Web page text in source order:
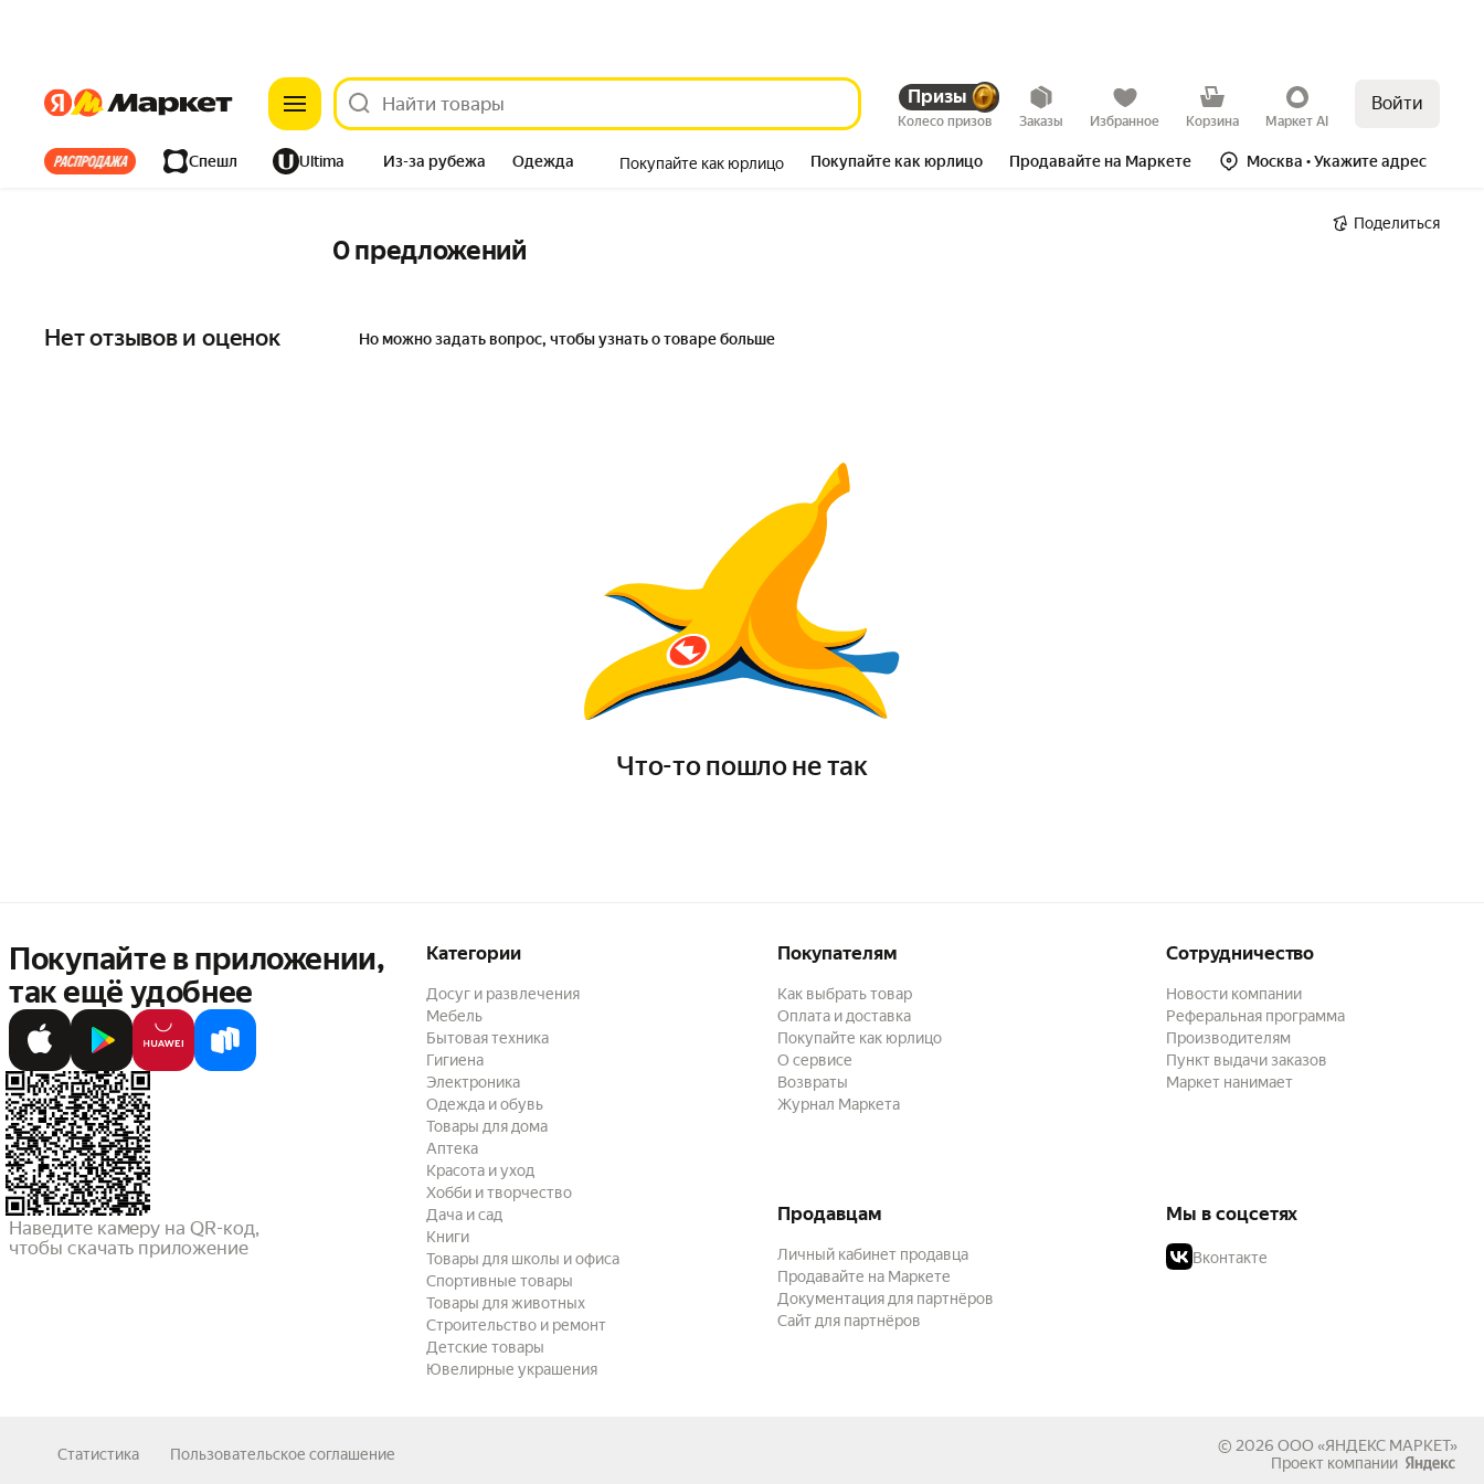
ЯндексЯндекс Призы
Колесо призов Заказы Избранное Корзина Маркет AI
Войти
Все хиты Спешл Ultima Из-за рубежа Одежда Покупайте как юрлицо Покупайте как юрлицо Продавайте на Маркете Москва • Укажите адрес
Поделиться
0 предложений
Нет отзывов и оценок Но можно задать вопрос, чтобы узнать о товаре больше
Что-то пошло не так
Покупайте в приложении,
так ещё удобнее
Наведите камеру на QR-код,
чтобы скачать приложение
Категории
Досуг и развлечения
Мебель
Бытовая техника
Гигиена
Электроника
Одежда и обувь
Товары для дома
Аптека
Красота и уход
Хобби и творчество
Дача и сад
Книги
Товары для школы и офиса
Спортивные товары
Товары для животных
Строительство и ремонт
Детские товары
Ювелирные украшения
Покупателям
Как выбрать товар
Оплата и доставка
Покупайте как юрлицо
О сервисе
Возвраты
Журнал Маркета
Сотрудничество
Новости компании
Реферальная программа
Производителям
Пункт выдачи заказов
Маркет нанимает
Продавцам
Личный кабинет продавца
Продавайте на Маркете
Документация для партнёров
Сайт для партнёров
Мы в соцсетях
Вконтакте
Статистика Пользовательское соглашение © 2026 ООО «ЯНДЕКС МАРКЕТ»
Проект компании